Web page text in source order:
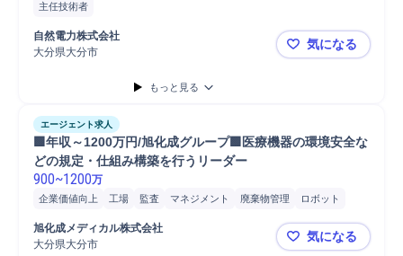
主任技術者
自然電力株式会社
大分県大分市
第ニ種電気
気になる
もっと見る
エージェント求人
🟩年収～1200万円/旭化成グループ🟩医療機器の環境安全な
どの規定・仕組み構築を行うリーダー
900~1200万
企業価値向上 工場 監査 マネジメント 廃棄物管理
ロボット
消防法
リスクマネジメント
リーダー
教育
旭化成メディカル株式会社
大分県大分市
🟩年収～
気になる